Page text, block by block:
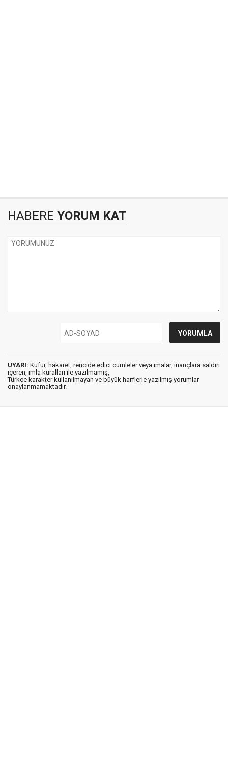
HABERE YORUM KAT
UYARI: Küfür, hakaret, rencide edici cümleler veya imalar, inançlara saldırı
içeren, imla kuralları ile yazılmamış,
Türkçe karakter kullanılmayan ve büyük harflerle yazılmış yorumlar
onaylanmamaktadır.